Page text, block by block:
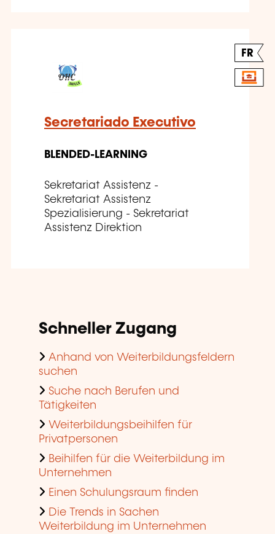
FR
Secretariado Executivo
BLENDED-LEARNING
Sekretariat Assistenz -
Sekretariat Assistenz
Spezialisierung - Sekretariat
Assistenz Direktion
Schneller Zugang
Anhand von Weiterbildungsfeldern
suchen
Suche nach Berufen und
Tätigkeiten
Weiterbildungsbeihilfen für
Privatpersonen
Beihilfen für die Weiterbildung im
Unternehmen
Einen Schulungsraum finden
Die Trends in Sachen
Weiterbildung im Unternehmen